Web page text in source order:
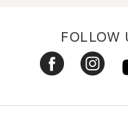
FOLLOW